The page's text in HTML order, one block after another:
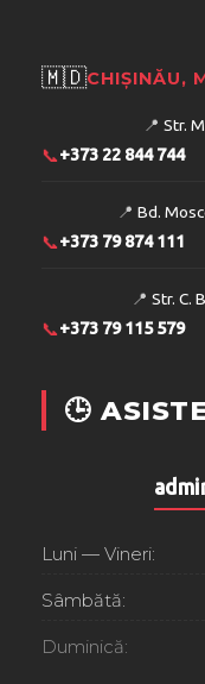
🇲🇩CHIȘINĂU,
📍 Str.
📞+373 22 844 744
📍 Bd.
📞+373 79 874 111
📍 Str. C.
📞+373 79 115 579
🕒
Luni — Vineri:
Sâmbătă:
Duminică: